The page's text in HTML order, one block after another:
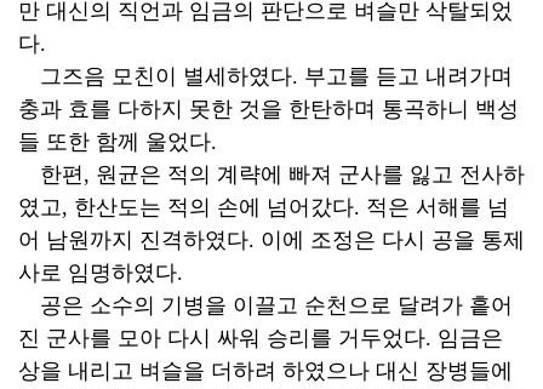
만 대신의 직언과 임금의 판단으로 벼슬만 삭탈되었
다.
그즈음 모친이 별세하였다. 부고를 듣고 내려가며
충과 효를 다하지 못한 것을 한탄하며 통곡하니 백성
들 또한 함께 울었다.
한편, 원균은 적의 계략에 빠져 군사를 잃고 전사하
였고, 한산도는 적의 손에 넘어갔다. 적은 서해를 넘
어 남원까지 진격하였다. 이에 조정은 다시 공을 통제
사로 임명하였다.
공은 소수의 기병을 이끌고 순천으로 달려가 흩어
진 군사를 모아 다시 싸워 승리를 거두었다. 임금은
상을 내리고 벼슬을 더하려 하였으나 대신 장병들에